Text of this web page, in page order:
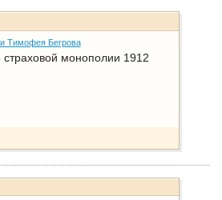
Тимофея Бегрова
страховой монополии 1912